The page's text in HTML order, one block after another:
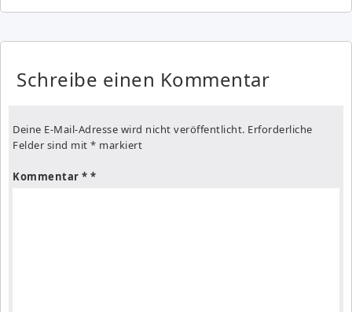
Schreibe einen Kommentar
Deine E-Mail-Adresse wird nicht veröffentlicht. Erforderliche
Felder sind mit * markiert
Kommentar *